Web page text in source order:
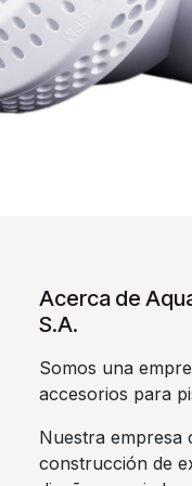
Acerca de
S.A.
Somos una
accesorios para
Nuestra empresa
construcción de